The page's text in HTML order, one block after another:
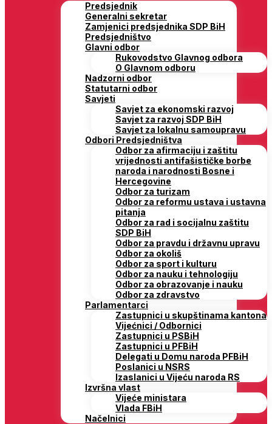
Predsjednik
Generalni sekretar
Zamjenici predsjednika SDP BiH
Predsjedništvo
Glavni odbor
Rukovodstvo Glavnog odbora
O Glavnom odboru
Nadzorni odbor
Statutarni odbor
Savjeti
Savjet za ekonomski razvoj
Savjet za razvoj SDP BiH
Savjet za lokalnu samoupravu
Odbori Predsjedništva
Odbor za afirmaciju i zaštitu
vrijednosti antifašističke borbe
naroda i narodnosti Bosne i
Hercegovine
Odbor za turizam
Odbor za reformu ustava i ustavna
pitanja
Odbor za rad i socijalnu zaštitu
SDP BiH
Odbor za pravdu i državnu upravu
Odbor za okoliš
Odbor za sport i kulturu
Odbor za nauku i tehnologiju
Odbor za obrazovanje i nauku
Odbor za zdravstvo
Parlamentarci
Zastupnici u skupštinama kantona
Vijećnici / Odbornici
Zastupnici u PSBiH
Zastupnici u PFBiH
Delegati u Domu naroda PFBiH
Poslanici u NSRS
Izaslanici u Vijeću naroda RS
Izvršna vlast
Vijeće ministara
Vlada FBiH
Načelnici